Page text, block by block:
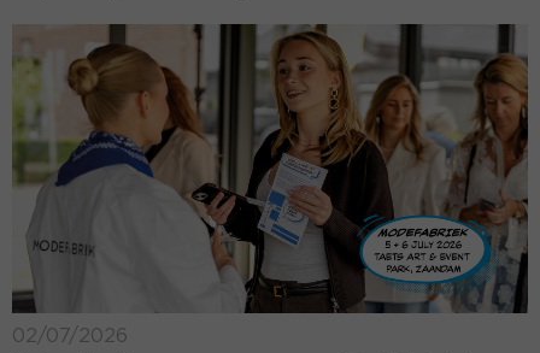
02/07/2026